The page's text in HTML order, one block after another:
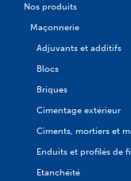
Nos produits
Maçonnerie
Adjuvants et additifs
Blocs
Briques
Cimentage extérieur
Ciments, mortiers et
Enduits et profilés de
Etanchéité